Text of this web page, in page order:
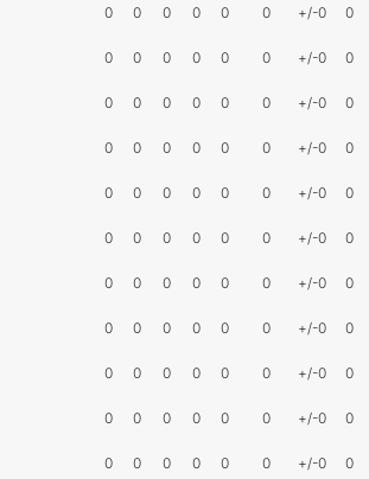
0 0 0 0 0 0 +/-0 0
0 0 0 0 0 0 +/-0 0
0 0 0 0 0 0 +/-0 0
0 0 0 0 0 0 +/-0 0
0 0 0 0 0 0 +/-0 0
0 0 0 0 0 0 +/-0 0
0 0 0 0 0 0 +/-0 0
0 0 0 0 0 0 +/-0 0
0 0 0 0 0 0 +/-0 0
0 0 0 0 0 0 +/-0 0
0 0 0 0 0 0 +/-0 0